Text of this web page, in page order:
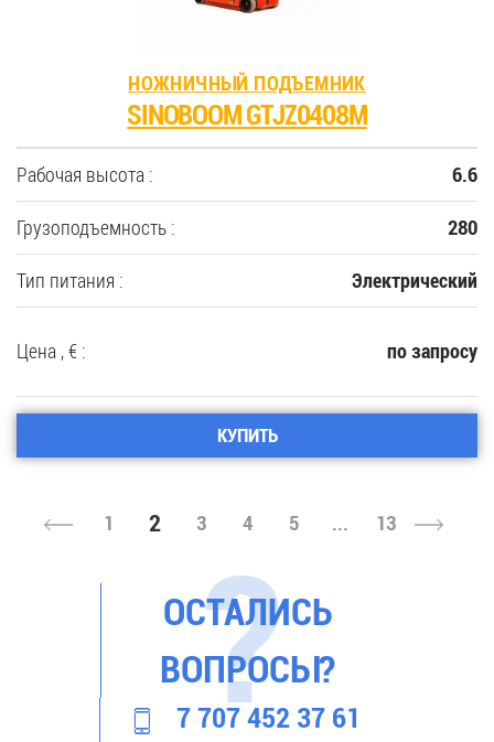
НОЖНИЧНЫЙ ПОДЪЕМНИК
SINOBOOM GTJZ0408M
Рабочая высота : 6.6
Грузоподъемность : 280
Тип питания : Электрический
Цена , € : по запросу
КУПИТЬ
1 2 3 4 5 ... 13
ОСТАЛИСЬ
ВОПРОСЫ?
7 707 452 37 61